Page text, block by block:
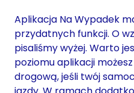
Aplikacja Na Wypadek
przydatnych funkcji. O
pisaliśmy wyżej. Warto
poziomu aplikacji
drogową, jeśli twój